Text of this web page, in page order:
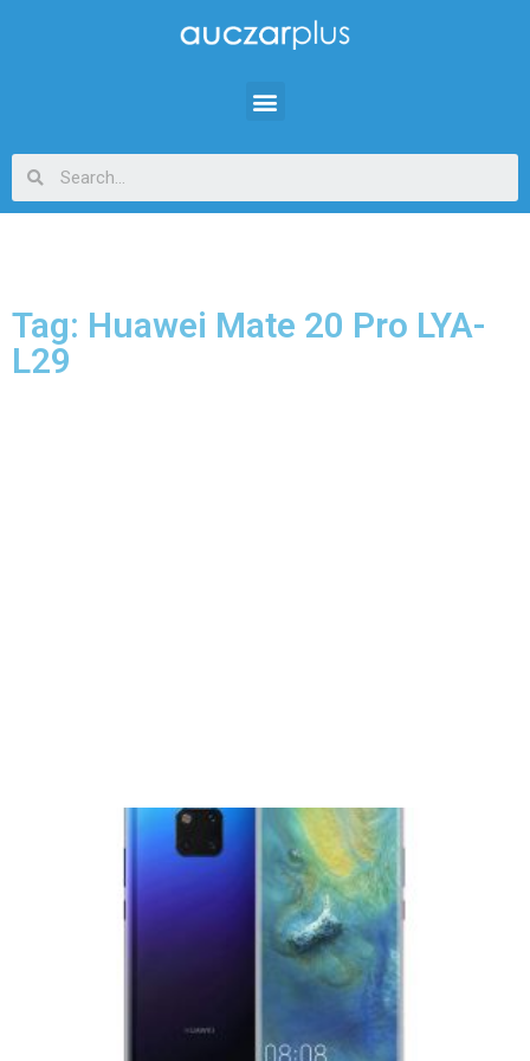
Tag: Huawei Mate 20 Pro LYA-
L29